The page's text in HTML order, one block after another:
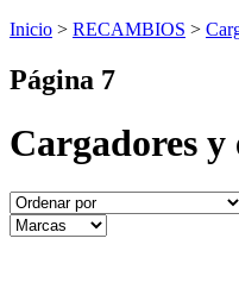
Inicio > RECAMBIOS >
Página 7
Cargadores